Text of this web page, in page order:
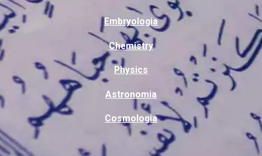
Embryologia
Chemistry
Physics
Astronomia
Cosmologia